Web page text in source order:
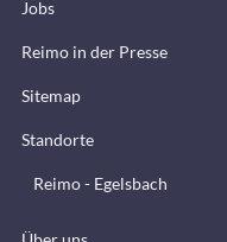
Jobs
Reimo in der Presse
Sitemap
Standorte
Reimo - Egelsbach